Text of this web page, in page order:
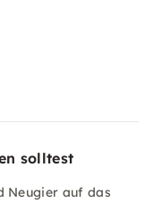
solltest
Neugier auf das